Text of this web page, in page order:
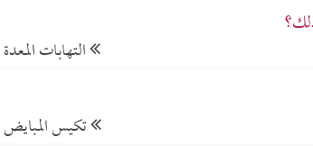
التهابات المعدة
تكيس المبايض